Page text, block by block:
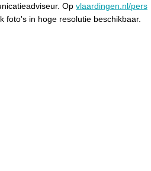
Op vlaardingen.nl/pers
foto's in hoge resolutie beschikbaar.